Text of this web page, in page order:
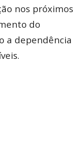
nos próximos
do
a dependência